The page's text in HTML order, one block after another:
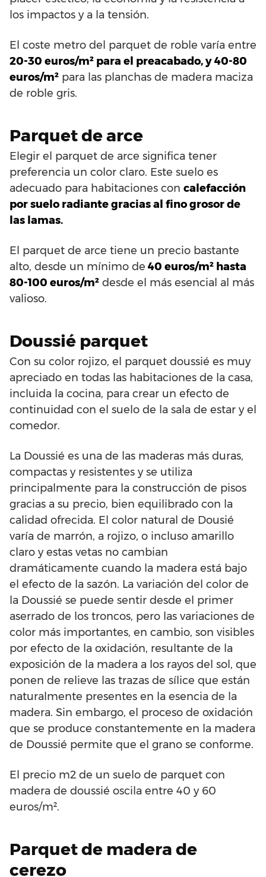
los impactos y a la tensión.
El coste metro del parquet de roble varía entre
20-30 euros/m² para el preacabado, y 40-80
euros/m² para las planchas de madera maciza
de roble gris.
Parquet de arce
Elegir el parquet de arce significa tener
preferencia un color claro. Este suelo es
adecuado para habitaciones con calefacción
por suelo radiante gracias al fino grosor de
las lamas.
El parquet de arce tiene un precio bastante
alto, desde un mínimo de 40 euros/m² hasta
80-100 euros/m² desde el más esencial al más
valioso.
Doussié parquet
Con su color rojizo, el parquet doussié es muy
apreciado en todas las habitaciones de la casa,
incluida la cocina, para crear un efecto de
continuidad con el suelo de la sala de estar y el
comedor.
La Doussié es una de las maderas más duras,
compactas y resistentes y se utiliza
principalmente para la construcción de pisos
gracias a su precio, bien equilibrado con la
calidad ofrecida. El color natural de Dousié
varía de marrón, a rojizo, o incluso amarillo
claro y estas vetas no cambian
dramáticamente cuando la madera está bajo
el efecto de la sazón. La variación del color de
la Doussié se puede sentir desde el primer
aserrado de los troncos, pero las variaciones de
color más importantes, en cambio, son visibles
por efecto de la oxidación, resultante de la
exposición de la madera a los rayos del sol, que
ponen de relieve las trazas de sílice que están
naturalmente presentes en la esencia de la
madera. Sin embargo, el proceso de oxidación
que se produce constantemente en la madera
de Doussié permite que el grano se conforme.
El precio m2 de un suelo de parquet con
madera de doussié oscila entre 40 y 60
euros/m².
Parquet de madera de
cerezo